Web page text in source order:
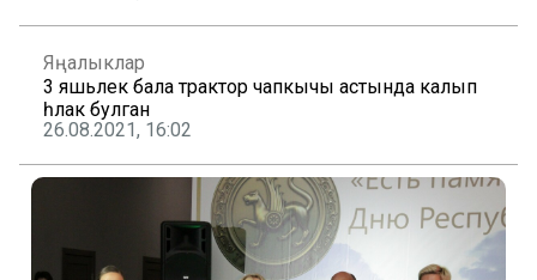
Яңалыклар
3 яшьлек бала трактор чапкычы астында калып
һәлак булган
26.08.2021, 16:02